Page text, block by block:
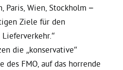
Paris, Wien, Stockholm –
Ziele für den
Lieferverkehr.“
die „konservative“
des FMO, auf das horrende